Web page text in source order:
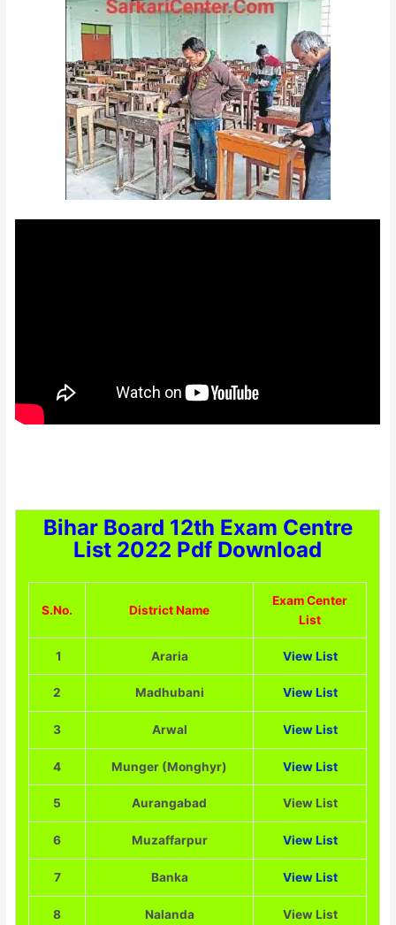
Bihar Board 12th Exam Centre
List 2022 Pdf Download
S.No. District Name
Exam Center
List
1 Araria View List
2 Madhubani View List
3 Arwal View List
4 Munger (Monghyr) View List
5 Aurangabad View List
6 Muzaffarpur View List
7 Banka View List
8 Nalanda View List